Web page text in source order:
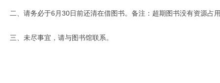
二、请务必于6月30日前还清在借图书。备注：超期图书没有资源
三、未尽事宜，请与图书馆联系。